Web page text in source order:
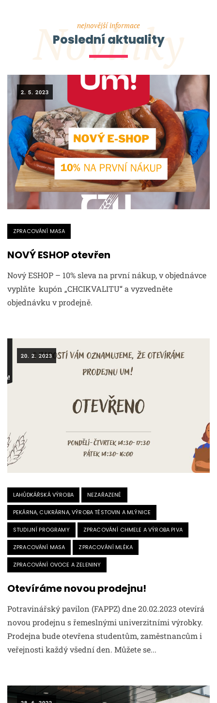
Novinky
nejnovější informace
Poslední aktuality
2. 5. 2023
ZPRACOVÁNÍ MASA
NOVÝ ESHOP otevřen
Nový ESHOP – 10% sleva na první nákup, v objednávce
vyplňte kupón „CHCIKVALITU“ a vyzvedněte
objednávku v prodejně.
20. 2. 2023
LAHŮDKÁŘSKÁ VÝROBA NEZAŘAZENÉ
PEKÁRNA, CUKRÁRNA, VÝROBA TĚSTOVIN A MLÝNICE
STUDIJNÍ PROGRAMY ZPRACOVÁNÍ CHMELE A VÝROBA PIVA
ZPRACOVÁNÍ MASA ZPRACOVÁNÍ MLÉKA
ZPRACOVÁNÍ OVOCE A ZELENINY
Otevíráme novou prodejnu!
Potravinářský pavilon (FAPPZ) dne 20.02.2023 otevírá
novou prodejnu s řemeslnými univerzitními výrobky.
Prodejna bude otevřena studentům, zaměstnancům i
veřejnosti každý všední den. Můžete se...